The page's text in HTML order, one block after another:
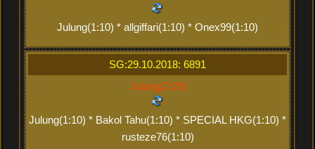
Julung(1:10) * allgiffari(1:10) * Onex99(1:10)
SG:29.10.2018: 6891
Julung(2:20)
Julung(1:10) * Bakol Tahu(1:10) * SPECIAL HKG(1:10) *
rusteze76(1:10)